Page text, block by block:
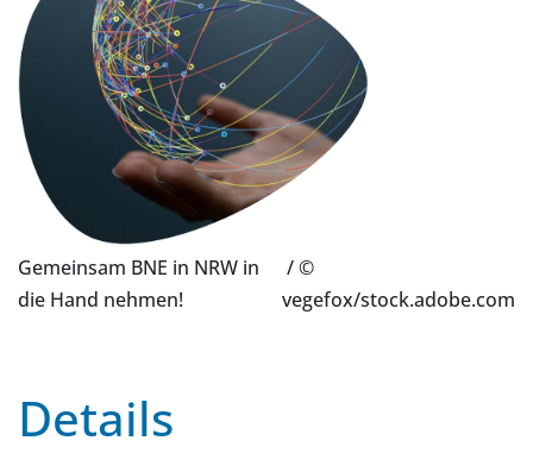
Gemeinsam BNE in NRW in
die Hand nehmen!
/ ©
vegefox/stock.adobe.com
Details